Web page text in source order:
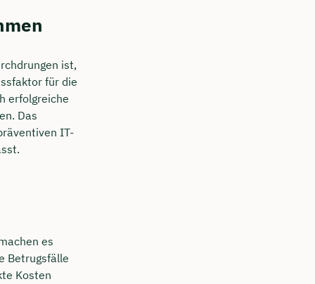
ist,
für die
erfolgreiche
Das
IT-
es
Betrugsfälle
Kosten